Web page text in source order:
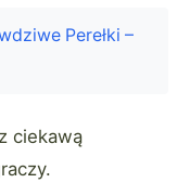
Perełki –
ciekawą